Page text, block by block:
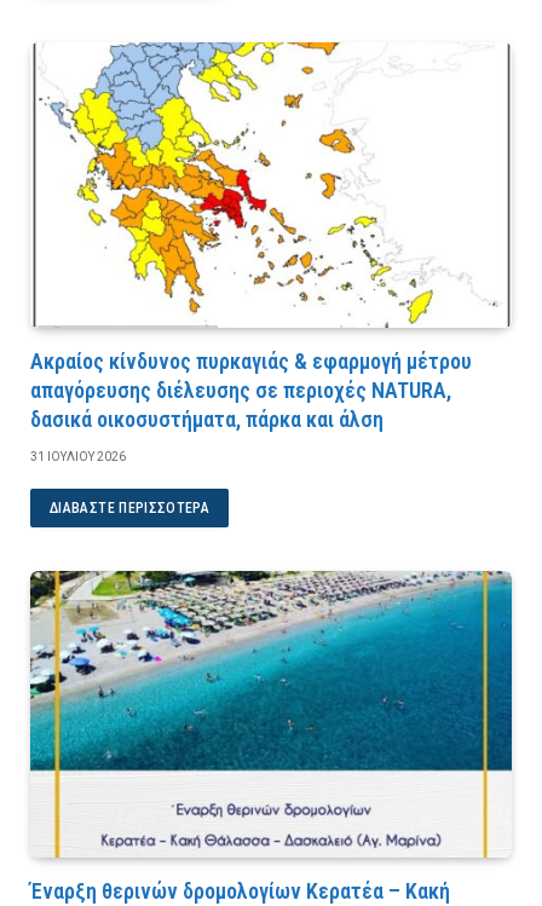
Ακραίος κίνδυνος πυρκαγιάς & εφαρμογή μέτρου
απαγόρευσης διέλευσης σε περιοχές NATURA,
δασικά οικοσυστήματα, πάρκα και άλση
31 ΙΟΥΛΊΟΥ 2026
ΔΙΑΒΆΣΤΕ ΠΕΡΙΣΣΌΤΕΡΑ
Έναρξη θερινών δρομολογίων Κερατέα – Κακή